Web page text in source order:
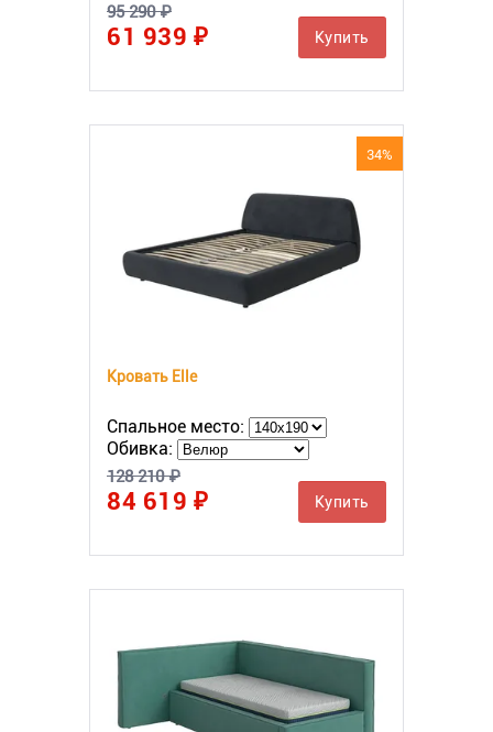
95 290 ₽
61 939 ₽ Купить
34%
Кровать Elle
Спальное место:
Обивка:
128 210 ₽
84 619 ₽ Купить